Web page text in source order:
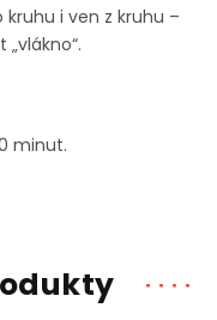
i ven z kruhu –
minut.